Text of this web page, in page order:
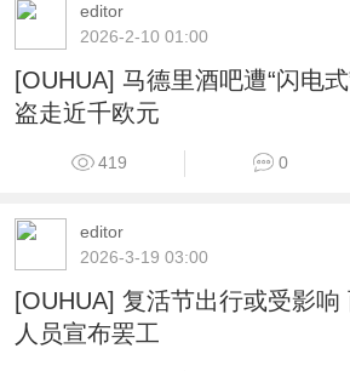
editor
2026-2-10 01:00
[OUHUA] 马德里酒吧遭“闪电
盗走近千欧元
419 0
editor
2026-3-19 03:00
[OUHUA] 复活节出行或受影响
人员宣布罢工